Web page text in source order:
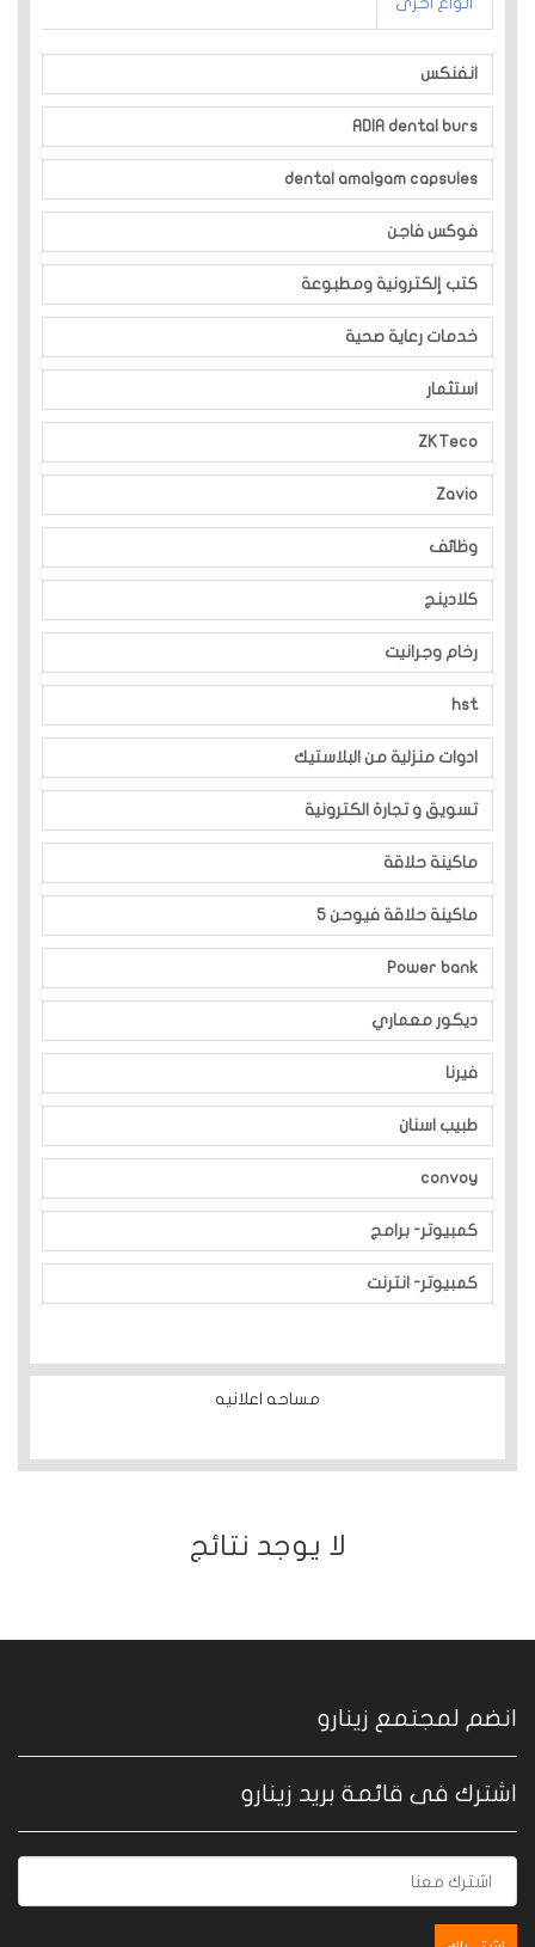
انفنكس
ADIA dental burs
dental amalgam capsules
فوكس فاجن
كتب إلكترونية ومطبوعة
خدمات رعاية صحية
استثمار
ZKTeco
Zavio
وظائف
كلادينج
رخام وجرانيت
hst
ادوات منزلية من البلاستيك
تسويق و تجارة الكترونية
ماكينة حلاقة
ماكينة حلاقة فيوحن 5
Power bank
ديكور معماري
فيرنا
طبيب اسنان
convoy
كمبيوتر- برامج
كمبيوتر- انترنت
مساحه اعلانيه
ﻻ يوجد نتائج
انضم لمجتمع زينارو
اشترك فى قائمة بريد زينارو